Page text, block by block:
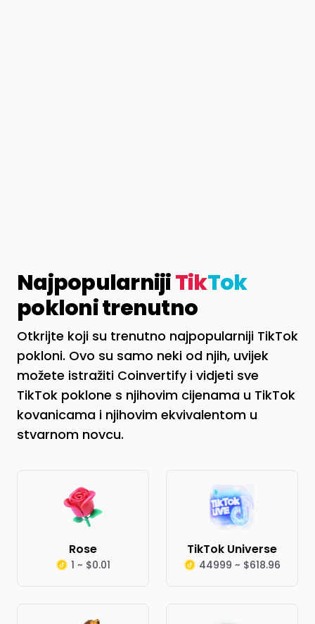
NajpopularnijiTikTok
pokloni trenutno
Otkrijte koji su trenutno najpopularniji TikTok
pokloni. Ovo su samo neki od njih, uvijek
možete istražiti Coinvertify i vidjeti sve
TikTok poklone s njihovim cijenama u TikTok
kovanicama i njihovim ekvivalentom u
stvarnom novcu.
Rose
1 ~ $0.01
TikTok Universe
44999 ~ $618.96